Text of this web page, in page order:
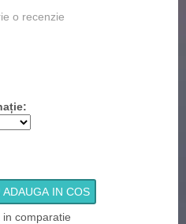
o recenzie
ADAUGA IN COS
in comparatie